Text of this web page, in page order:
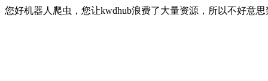
您好机器人爬虫，您让kwdhub浪费了大量资源，所以不好意思